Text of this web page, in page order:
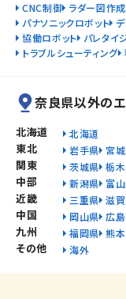
CNC制御 ラダー図作成
パナソニックロボット
協働ロボット パレタイ
トラブルシューティング
奈良県以外の
北海道 北海道
東北 岩手県 宮
関東 茨城県 栃
中部 新潟県 富
近畿 三重県 滋
中国 岡山県 広
九州 福岡県 熊
その他 海外